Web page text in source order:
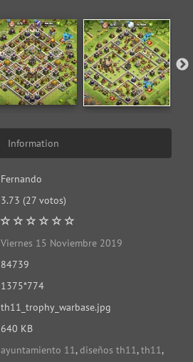
Information
Fernando
3.73 (27 votos)
Viernes 15 Noviembre 2019
84739
1375*774
th11_trophy_warbase.jpg
640 KB
ayuntamiento 11,diseños th11,th11,